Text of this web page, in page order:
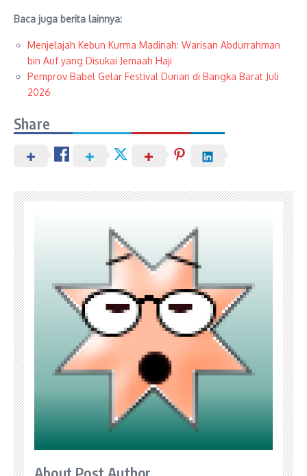
Baca juga berita lainnya:
Menjelajah Kebun Kurma Madinah: Warisan Abdurrahman
bin Auf yang Disukai Jemaah Haji
Pemprov Babel Gelar Festival Durian di Bangka Barat Juli
2026
Share